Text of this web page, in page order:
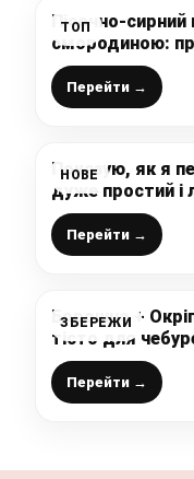
ТОП
Пісочно-
смородиною:
смачно
Перейти →
НОВЕ
Показую, як я
дуже простий і
дріжджовому
Перейти →
ЗБЕРЕЖИ
Борошно +
тісто для
Перейти →